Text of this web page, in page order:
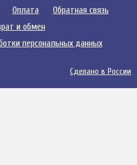
Оплата
Обратная связь
и обмен
персональных данных
Сделано в России